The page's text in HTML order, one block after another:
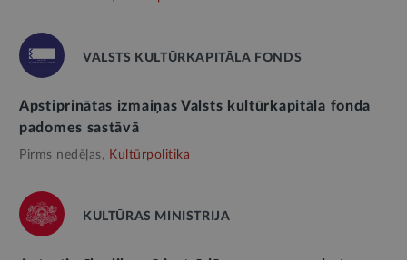
VALSTS KULTŪRKAPITĀLA FONDS
Apstiprinātas izmaiņas Valsts kultūrkapitāla fonda
padomes sastāvā
Pirms nedēļas, Kultūrpolitika
KULTŪRAS MINISTRIJA